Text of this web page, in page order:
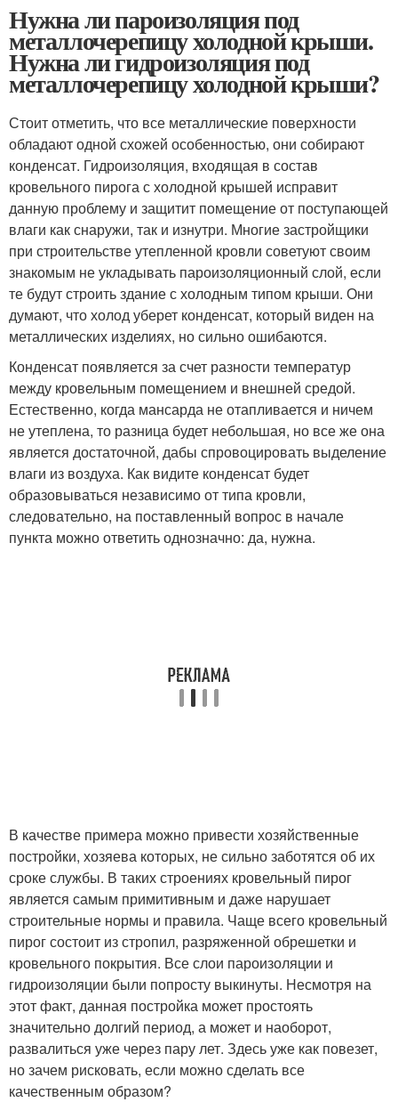
Нужна ли пароизоляция под
металлочерепицу холодной крыши.
Нужна ли гидроизоляция под
металлочерепицу холодной крыши?
Стоит отметить, что все металлические поверхности
обладают одной схожей особенностью, они собирают
конденсат. Гидроизоляция, входящая в состав
кровельного пирога с холодной крышей исправит
данную проблему и защитит помещение от поступающей
влаги как снаружи, так и изнутри. Многие застройщики
при строительстве утепленной кровли советуют своим
знакомым не укладывать пароизоляционный слой, если
те будут строить здание с холодным типом крыши. Они
думают, что холод уберет конденсат, который виден на
металлических изделиях, но сильно ошибаются.
Конденсат появляется за счет разности температур
между кровельным помещением и внешней средой.
Естественно, когда мансарда не отапливается и ничем
не утеплена, то разница будет небольшая, но все же она
является достаточной, дабы спровоцировать выделение
влаги из воздуха. Как видите конденсат будет
образовываться независимо от типа кровли,
следовательно, на поставленный вопрос в начале
пункта можно ответить однозначно: да, нужна.
В качестве примера можно привести хозяйственные
постройки, хозяева которых, не сильно заботятся об их
сроке службы. В таких строениях кровельный пирог
является самым примитивным и даже нарушает
строительные нормы и правила. Чаще всего кровельный
пирог состоит из стропил, разряженной обрешетки и
кровельного покрытия. Все слои пароизоляции и
гидроизоляции были попросту выкинуты. Несмотря на
этот факт, данная постройка может простоять
значительно долгий период, а может и наоборот,
развалиться уже через пару лет. Здесь уже как повезет,
но зачем рисковать, если можно сделать все
качественным образом?